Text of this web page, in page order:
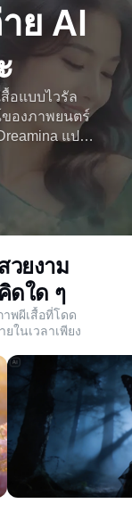
ย AI
อแบบไวรัล
องภาพยนตร์
แปลง
ท่าแทรก และ
วยงาม
ดใด ๆ
พผีเสื้อที่โดด
ในเวลาเพียง